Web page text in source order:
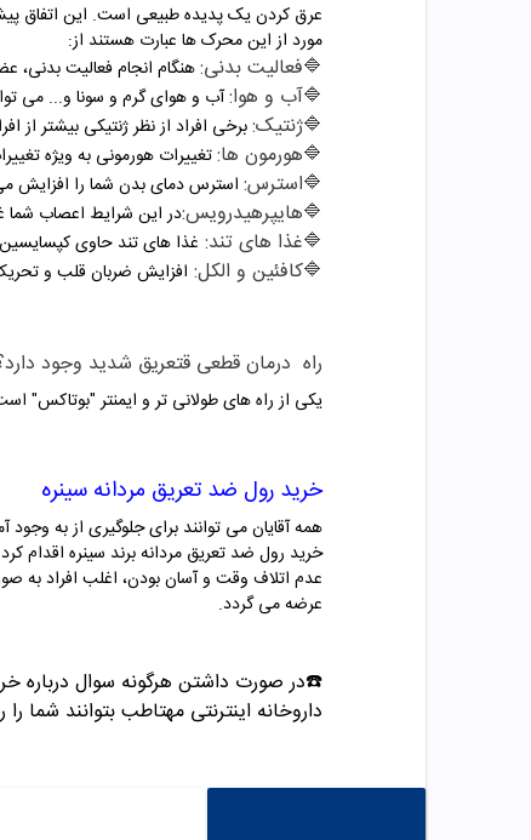
عرق کردن یک پدیده طبیعی است. این اتفاق
مورد از این محرک ها عبارت هستند از:
🔷فعالیت بدنی:هنگام انجام فعالیت بدنی،
🔷آب و هوا:آب و هوای گرم و سونا و... می
🔷ژنتیک:برخی افراد از نظر ژنتیکی بیشتر از
🔷هورمون ها:تغییرات هورمونی به ویژه
🔷استرس: استرس دمای بدن شما را افزایش
🔷هایپرهیدرویس:در این شرایط اعصاب شما
🔷غذا های تند: غذا های تند حاوی کپسایسین
🔷کافئین و الکل: افزایش ضربان قلب و
راه درمان قطعی قتعریق شدید وجود
یکی از راه های طولانی تر و ایمنتر "بوتاکس"
خرید رول ضد تعریق مردانه سینره
همه آقایان می توانند برای جلوگیری از به وجود
خرید رول ضد تعریق مردانه برند سینره اقدام
عدم اتلاف وقت و آسان بودن، اغلب افراد به
عرضه می گردد.
☎️در صورت داشتن هرگونه سوال درباره خرید و مشاوره
داروخانه اینترنتی مهتاطب بتوانند شما را